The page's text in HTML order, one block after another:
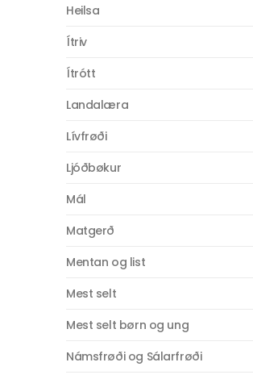
Heilsa
Ítriv
Ítrótt
Landalæra
Lívfrøði
Ljóðbøkur
Mál
Matgerð
Mentan og list
Mest selt
Mest selt børn og ung
Námsfrøði og Sálarfrøði